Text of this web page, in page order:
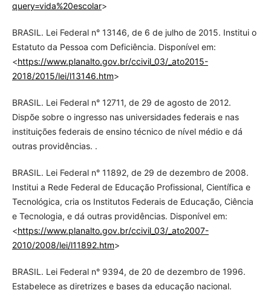
query=vida%20escolar>
BRASIL. Lei Federal n° 13146, de 6 de julho de 2015. Institui o
Estatuto da Pessoa com Deficiência. Disponível em:
<https://www.planalto.gov.br/ccivil_03/_ato2015-
2018/2015/lei/l13146.htm>
BRASIL. Lei Federal n° 12711, de 29 de agosto de 2012.
Dispõe sobre o ingresso nas universidades federais e nas
instituições federais de ensino técnico de nível médio e dá
outras providências. .
BRASIL. Lei Federal n° 11892, de 29 de dezembro de 2008.
Institui a Rede Federal de Educação Profissional, Científica e
Tecnológica, cria os Institutos Federais de Educação, Ciência
e Tecnologia, e dá outras providências. Disponível em:
<https://www.planalto.gov.br/ccivil_03/_ato2007-
2010/2008/lei/l11892.htm>
BRASIL. Lei Federal n° 9394, de 20 de dezembro de 1996.
Estabelece as diretrizes e bases da educação nacional.